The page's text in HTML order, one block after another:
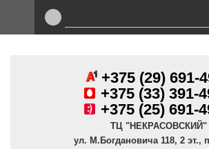
+375 (29) 691-
+375 (33) 391-
+375 (25) 691-
ТЦ "НЕКРАСОВСКИЙ"
ул. М.Богдановича 118, 2 эт.,